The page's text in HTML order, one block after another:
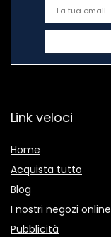
Link veloci
Home
Acquista tutto
Blog
I nostri negozi online
Pubblicità